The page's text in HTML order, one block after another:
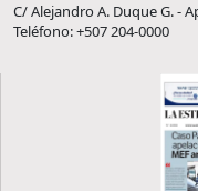
C/ Alejandro A. Duque G. -
Teléfono: +507 204-0000